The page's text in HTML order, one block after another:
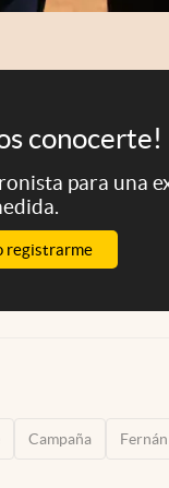
conocerte!
para una
registrarme
Campaña